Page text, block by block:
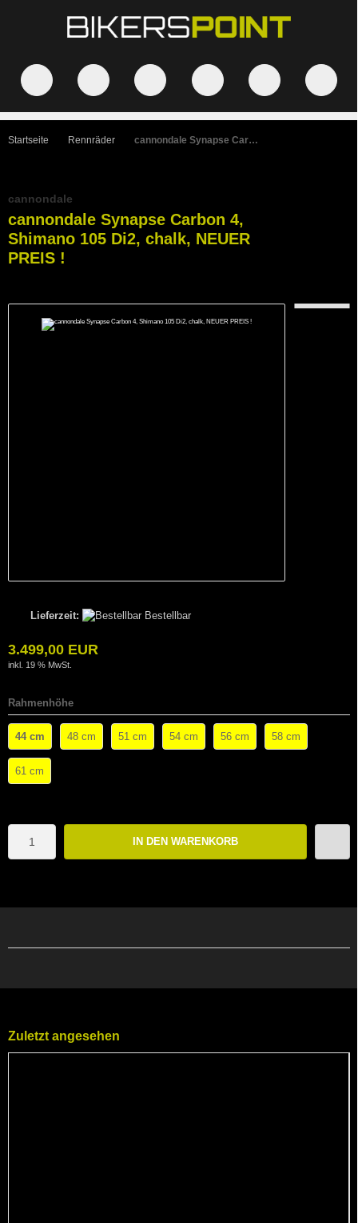
Startseite Rennräder cannondale Synapse Carbon 4, Shimano 105 Di2, chalk, NEUER PREIS !
cannondale
cannondale Synapse Carbon 4,
Shimano 105 Di2, chalk, NEUER
PREIS !
Lieferzeit: Bestellbar
3.499,00 EUR
inkl. 19 % MwSt.
Rahmenhöhe
44 cm 48 cm 51 cm 54 cm 56 cm 58 cm
61 cm
IN DEN WARENKORB
Zuletzt angesehen